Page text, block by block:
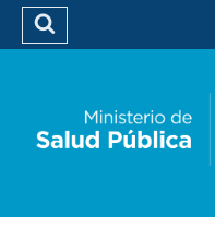
Buscar